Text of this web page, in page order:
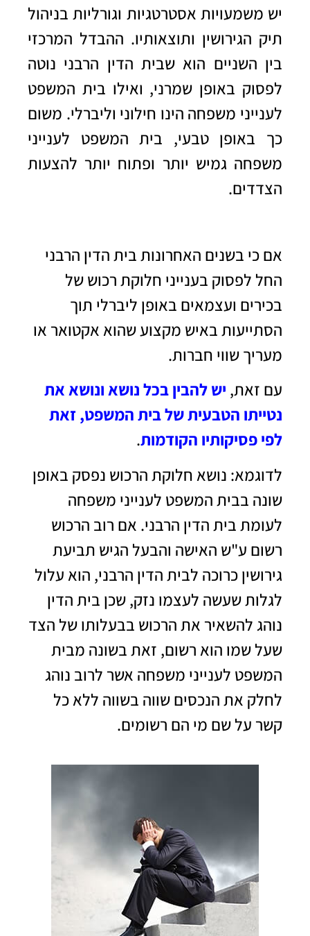
יש משמעויות אסטרטגיות וגורליות בניהול
תיק הגירושין ותוצאותיו. ההבדל המרכזי
בין השניים הוא שבית הדין הרבני נוטה
לפסוק באופן שמרני, ואילו בית המשפט
לענייני משפחה הינו חילוני וליברלי. משום
כך באופן טבעי, בית המשפט לענייני
משפחה גמיש יותר ופתוח יותר להצעות
הצדדים.
אם כי בשנים האחרונות בית הדין הרבני
החל לפסוק בענייני חלוקת רכוש של
בכירים ועצמאים באופן ליברלי תוך
הסתייעות באיש מקצוע שהוא אקטואר או
מעריך שווי חברות.
עם זאת, יש להבין בכל נושא ונושא את
נטייתו הטבעית של בית המשפט, זאת
לפי פסיקותיו הקודמות.
לדוגמא: נושא חלוקת הרכוש נפסק באופן
שונה בבית המשפט לענייני משפחה
לעומת בית הדין הרבני. אם רוב הרכוש
רשום ע"ש האישה והבעל הגיש תביעת
גירושין כרוכה לבית הדין הרבני, הוא עלול
לגלות שעשה לעצמו נזק, שכן בית הדין
נוהג להשאיר את הרכוש בבעלותו של הצד
שעל שמו הוא רשום, זאת בשונה מבית
המשפט לענייני משפחה אשר לרוב נוהג
לחלק את הנכסים שווה בשווה ללא כל
קשר על שם מי הם רשומים.